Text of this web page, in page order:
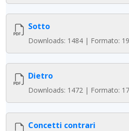
Sotto
Downloads: 1484 | Formato:
Dietro
Downloads: 1472 | Formato:
Concetti contrari